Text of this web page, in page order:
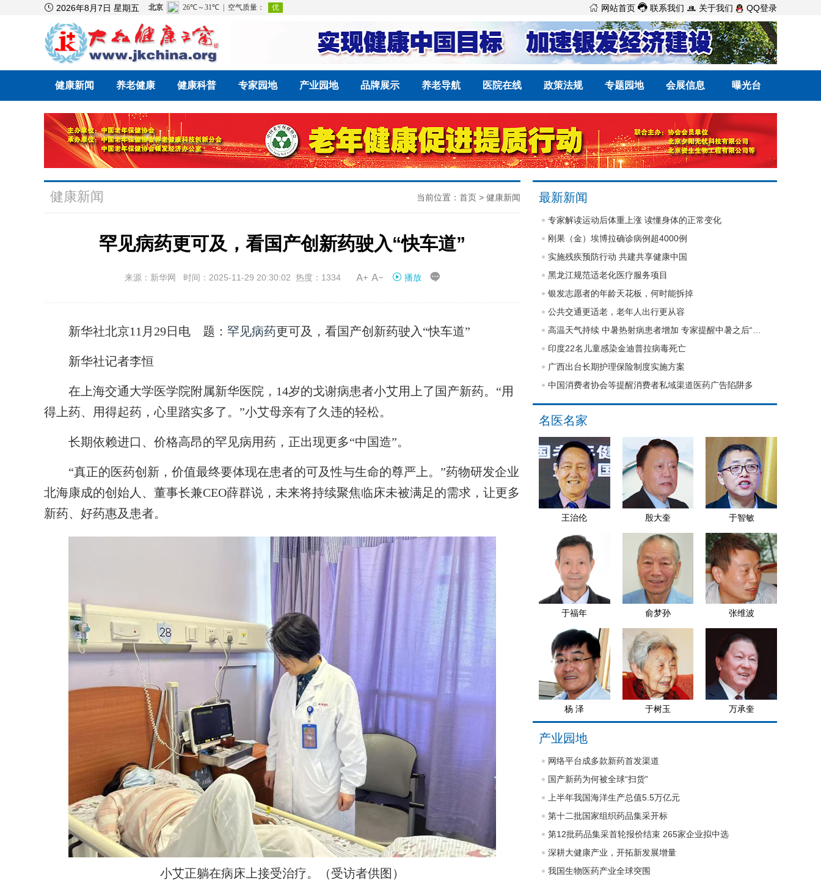
 2026年8月7日 星期五  网站首页  联系我们  关于我们 QQ登录
健康新闻 养老健康 健康科普 专家园地 产业园地 品牌展示 养老导航 医院在线 政策法规 专题园地 会展信息 曝光台
健康新闻 当前位置： 首页 > 健康新闻
罕见病药更可及，看国产创新药驶入“快车道”
来源：新华网 时间：2025-11-29 20:30:02 热度：1334  播放 
新华社北京11月29日电 题： 罕见病药更可及，看国产创新药驶入“快车道”
新华社记者李恒
在上海交通大学医学院附属新华医院，14岁的戈谢病患者小艾用上了国产新药。“用
得上药、用得起药，心里踏实多了。”小艾母亲有了久违的轻松。
长期依赖进口、价格高昂的罕见病用药，正出现更多“中国造”。
“真正的医药创新，价值最终要体现在患者的可及性与生命的尊严上。”药物研发企业
北海康成的创始人、董事长兼CEO薛群说，未来将持续聚焦临床未被满足的需求，让更多
新药、好药惠及患者。
小艾正躺在病床上接受治疗。（受访者供图）
最新新闻
专家解读运动后体重上涨 读懂身体的正常变化
刚果（金）埃博拉确诊病例超4000例
实施残疾预防行动 共建共享健康中国
黑龙江规范适老化医疗服务项目
银发志愿者的年龄天花板，何时能拆掉
公共交通更适老，老年人出行更从容
印度22名儿童感染金迪普拉病毒死亡
广西出台长期护理保险制度实施方案
中国消费者协会等提醒消费者私域渠道医药广告陷阱多
名医名家
王治伦 殷大奎 于智敏
于福年 俞梦孙 张维波
杨 泽 于树玉 万承奎
产业园地
网络平台成多款新药首发渠道
国产新药为何被全球“扫货”
上半年我国海洋生产总值5.5万亿元
第十二批国家组织药品集采开标
第12批药品集采首轮报价结束 265家企业拟中选
深耕大健康产业，开拓新发展增量
我国生物医药产业全球突围